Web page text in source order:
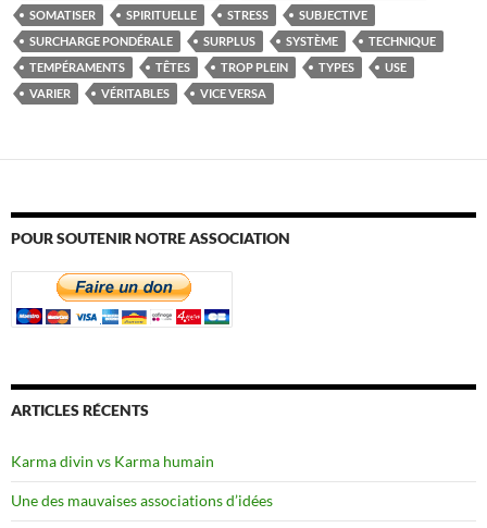
SOMATISER
SPIRITUELLE STRESS
SUBJECTIVE
SURCHARGE PONDÉRALE
SURPLUS SYSTÈME
TECHNIQUE
TEMPÉRAMENTS
TÊTES TROP PLEIN TYPES
USE
VARIER
VÉRITABLES VICE VERSA
POUR SOUTENIR NOTRE ASSOCIATION
ARTICLES RÉCENTS
Karma divin vs Karma humain
Une des mauvaises associations d’idées